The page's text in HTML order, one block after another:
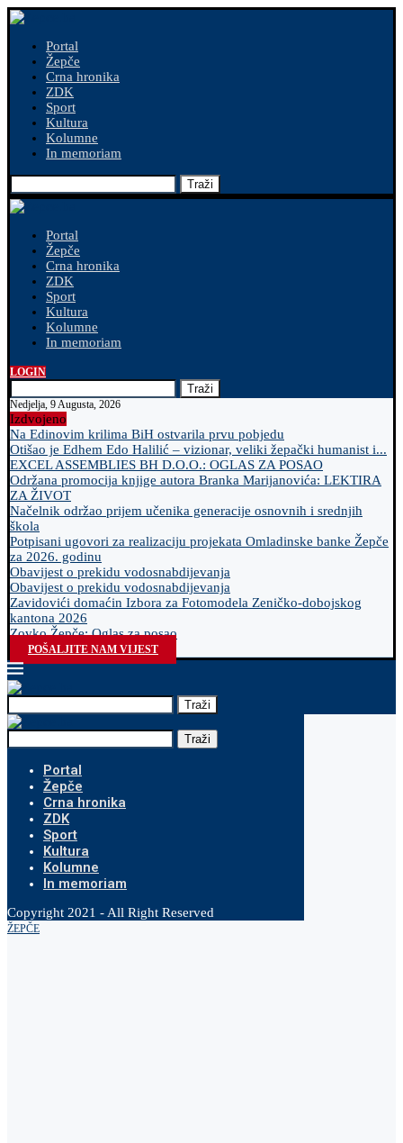
Portal
Žepče
Crna hronika
ZDK
Sport
Kultura
Kolumne
In memoriam
Traži
Portal
Žepče
Crna hronika
ZDK
Sport
Kultura
Kolumne
In memoriam
LOGIN
Traži
Nedjelja, 9 Augusta, 2026
Izdvojeno
Na Edinovim krilima BiH ostvarila prvu pobjedu
Otišao je Edhem Edo Halilić – vizionar, veliki žepački humanist i...
EXCEL ASSEMBLIES BH D.O.O.: OGLAS ZA POSAO
Održana promocija knjige autora Branka Marijanovića: LEKTIRA
ZA ŽIVOT
Načelnik održao prijem učenika generacije osnovnih i srednjih
škola
Potpisani ugovori za realizaciju projekata Omladinske banke Žepče
za 2026. godinu
Obavijest o prekidu vodosnabdijevanja
Obavijest o prekidu vodosnabdijevanja
Zavidovići domaćin Izbora za Fotomodela Zeničko-dobojskog
kantona 2026
Zovko Žepče: Oglas za posao
POŠALJITE NAM VIJEST
Traži
Traži
Portal
Žepče
Crna hronika
ZDK
Sport
Kultura
Kolumne
In memoriam
Copyright 2021 - All Right Reserved
ŽEPČE